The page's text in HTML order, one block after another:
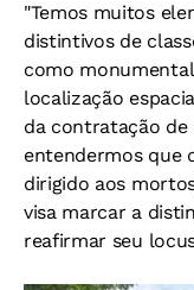
"Temos muitos
distintivos de
como
localização
da contratação
entendermos que
dirigido aos
visa marcar a
reafirmar seu